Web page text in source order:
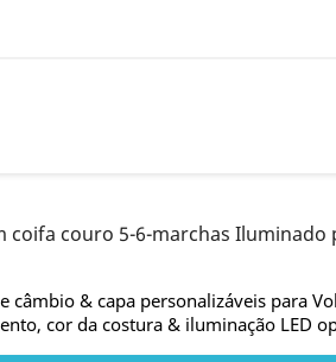
coifa couro 5-6-marchas Iluminado
câmbio & capa personalizáveis para
cor da costura & iluminação LED